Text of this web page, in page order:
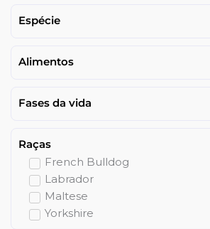
Espécie
Alimentos
Fases da vida
Raças
French Bulldog
Labrador
Maltese
Yorkshire